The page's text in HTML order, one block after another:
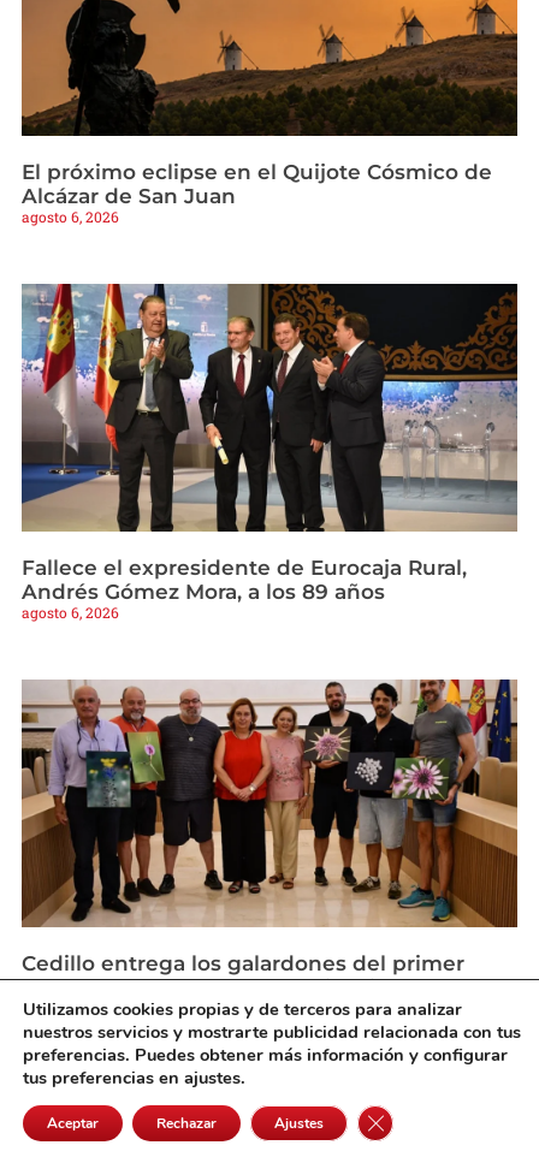
El próximo eclipse en el Quijote Cósmico de
Alcázar de San Juan
agosto 6, 2026
Fallece el expresidente de Eurocaja Rural,
Andrés Gómez Mora, a los 89 años
agosto 6, 2026
Cedillo entrega los galardones del primer
concurso de fotografía “Fascinación por las
plantas»
agosto 6, 2026
Utilizamos cookies propias y de terceros para analizar
nuestros servicios y mostrarte publicidad relacionada con tus
preferencias. Puedes obtener más información y configurar
tus preferencias en ajustes.
Aceptar Rechazar Ajustes Cerrar el banner de